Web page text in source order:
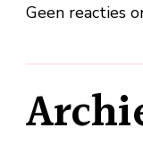
Geen reacties